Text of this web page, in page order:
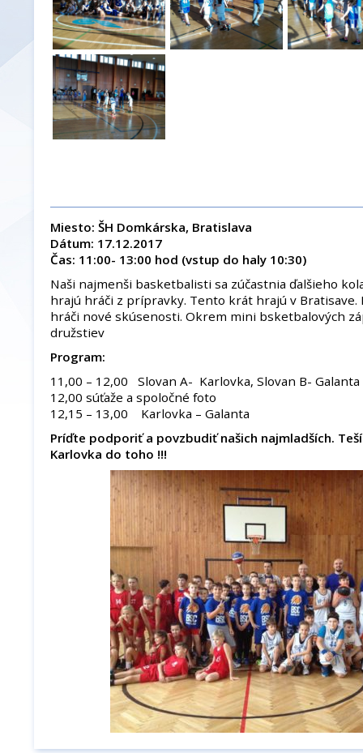
Miesto: ŠH Domkárska, Bratislava
Dátum: 17.12.2017
Čas: 11:00- 13:00 hod (vstup do haly 10:30)
Naši najmenši basketbalisti sa zúčastnia ďalšieho
hrajú hráči z prípravky. Tento krát hrajú v
hráči nové skúsenosti. Okrem mini bsketbalových
družstiev
Program:
11,00 – 12,00 Slovan A- Karlovka, Slovan B- Galanta
12,00 súťaže a spoločné foto
12,15 – 13,00 Karlovka – Galanta
Príďte podporiť a povzbudiť našich najmladších.
Karlovka do toho !!!